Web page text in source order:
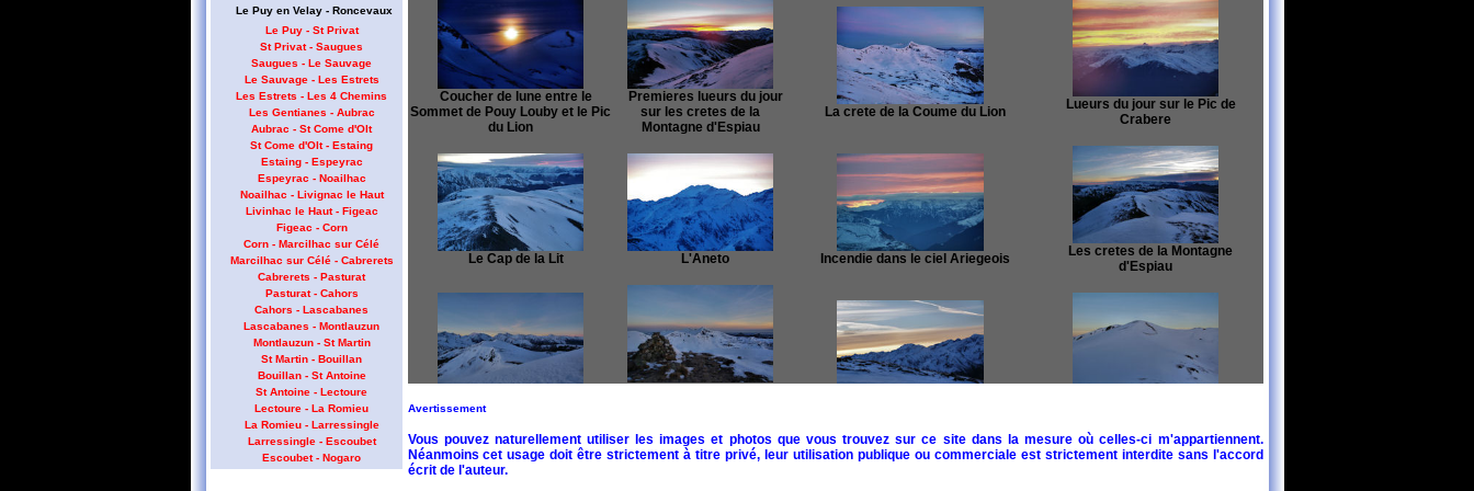
Le Puy en Velay - Roncevaux
Le Puy - St Privat
St Privat - Saugues
Saugues - Le Sauvage
Le Sauvage - Les Estrets
Les Estrets - Les 4 Chemins
Les Gentianes - Aubrac
Aubrac - St Come d'Olt
St Come d'Olt - Estaing
Estaing - Espeyrac
Espeyrac - Noailhac
Noailhac - Livignac le Haut
Livinhac le Haut - Figeac
Figeac - Corn
Corn - Marcilhac sur Célé
Marcilhac sur Célé - Cabrerets
Cabrerets - Pasturat
Pasturat - Cahors
Cahors - Lascabanes
Lascabanes - Montlauzun
Montlauzun - St Martin
St Martin - Bouillan
Bouillan - St Antoine
St Antoine - Lectoure
Lectoure - La Romieu
La Romieu - Larressingle
Larressingle - Escoubet
Escoubet - Nogaro
Coucher de lune entre le
Sommet de Pouy Louby et le Pic
du Lion
Premieres lueurs du jour
sur les cretes de la
Montagne d'Espiau
La crete de la Coume du Lion
Lueurs du jour sur le Pic de
Crabere
Le Cap de la Lit L'Aneto Incendie dans le ciel Ariegeois
Les cretes de la Montagne
d'Espiau
de l'Aigle
Avertissement
Vous pouvez naturellement utiliser les images et photos que vous trouvez sur ce site dans la mesure où celles-ci m'appartiennent.
Néanmoins cet usage doit être strictement à titre privé, leur utilisation publique ou commerciale est strictement interdite sans l'accord
écrit de l'auteur.